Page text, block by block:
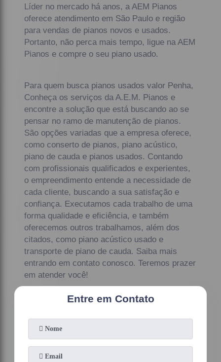
Líder no mercado há anos, a AEM Pianos
oferece atendimento em São Paulo e região
para vendas de pianos novos e usados.
Portanto, não perca mais tempo, ligue na AEM
Pianos e compre o seu piano usado.
Para quem busca pianos usados valor Penha,
Conheça os serviços da A.E.M. Pianos e
encontre a solução que está buscando ao se
pensar no ramo de manutenção de pianos.
São opções variadas que a empresa oferece,
como conserto de pianos, piano acústico,
piano de cauda e pianos usados. Contando
com profissionais qualificados e experientes,
o empreendimento entende a necessidade de
cada cliente, buscando a sua satisfação e
confiança. Executamos cada trabalho de uma
forma qualidade e eficiência, e também
oferecemos outros trabalhamos, além dos
citados, como piano acústico usado e
transporte de piano de cauda. Saiba mais
entrando em contato conosco. Teremos prazer
em atender você!
Entre em Contato